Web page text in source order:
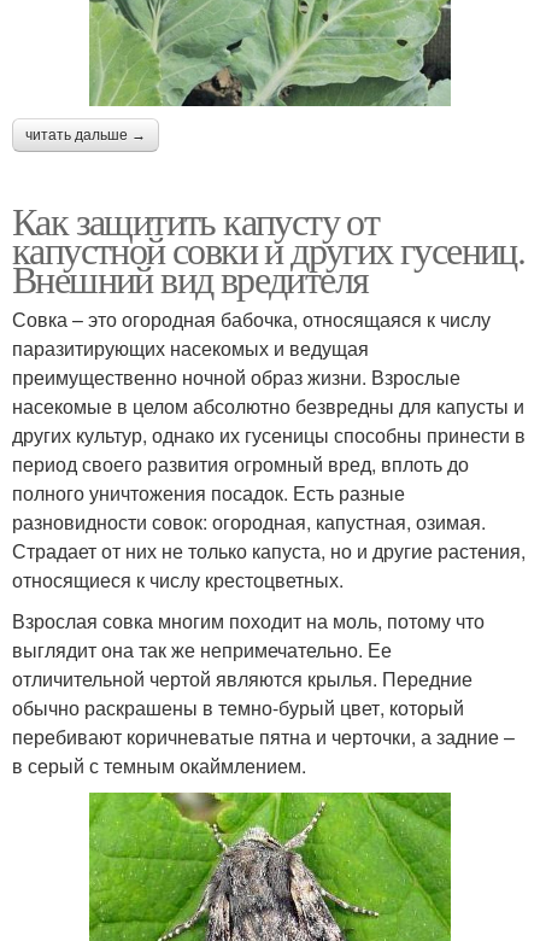
читать дальше →
Как защитить капусту от
капустной совки и других гусениц.
Внешний вид вредителя
Совка – это огородная бабочка, относящаяся к числу
паразитирующих насекомых и ведущая
преимущественно ночной образ жизни. Взрослые
насекомые в целом абсолютно безвредны для капусты и
других культур, однако их гусеницы способны принести в
период своего развития огромный вред, вплоть до
полного уничтожения посадок. Есть разные
разновидности совок: огородная, капустная, озимая.
Страдает от них не только капуста, но и другие растения,
относящиеся к числу крестоцветных.
Взрослая совка многим походит на моль, потому что
выглядит она так же непримечательно. Ее
отличительной чертой являются крылья. Передние
обычно раскрашены в темно-бурый цвет, который
перебивают коричневатые пятна и черточки, а задние –
в серый с темным окаймлением.